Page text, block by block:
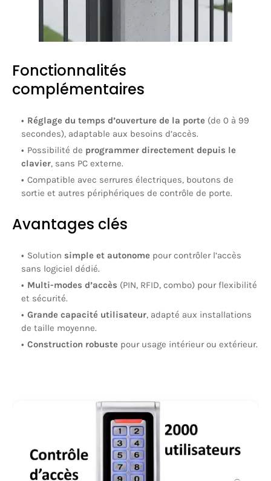
Fonctionnalités
complémentaires
Réglage du temps d’ouverture de la porte (de 0 à 99
secondes), adaptable aux besoins d’accès.
Possibilité de programmer directement depuis le
clavier, sans PC externe.
Compatible avec serrures électriques, boutons de
sortie et autres périphériques de contrôle de porte.
Avantages clés
Solution simple et autonome pour contrôler l’accès
sans logiciel dédié.
Multi-modes d’accès (PIN, RFID, combo) pour flexibilité
et sécurité.
Grande capacité utilisateur, adapté aux installations
de taille moyenne.
Construction robuste pour usage intérieur ou extérieur.